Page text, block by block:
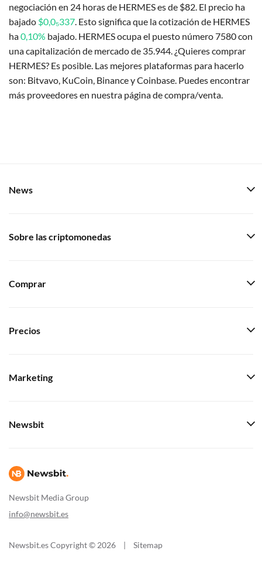
negociación en 24 horas de HERMES es de $82. El precio ha
bajado $0,0₅337. Esto significa que la cotización de HERMES
ha0,10% bajado. HERMES ocupa el puesto número 7580 con
una capitalización de mercado de 35.944. ¿Quieres comprar
HERMES? Es posible. Las mejores plataformas para hacerlo
son: Bitvavo, KuCoin, Binance y Coinbase. Puedes encontrar
más proveedores en nuestra página de compra/venta.
Newsbit Media Group
info@newsbit.es
News
Sobre las criptomonedas
Comprar
Precios
Marketing
Newsbit
Newsbit.es Copyright © 2026 | Sitemap